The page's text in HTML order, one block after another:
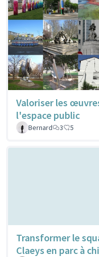
Valoriser les
l'espace public
Bernard
3 5
Transformer le
Claeys en parc à